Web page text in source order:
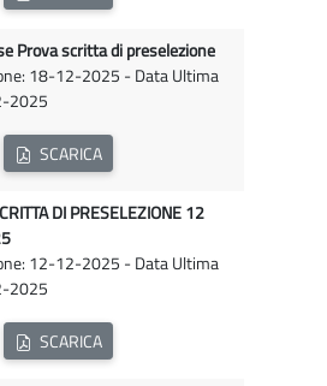
Prova scritta di preselezione
18-12-2025 - Data Ultima
2025
SCARICA
DI PRESELEZIONE 12
12-12-2025 - Data Ultima
2025
SCARICA